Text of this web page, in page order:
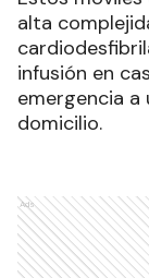
alta
infusión en
emergencia a
domicilio.
Ads